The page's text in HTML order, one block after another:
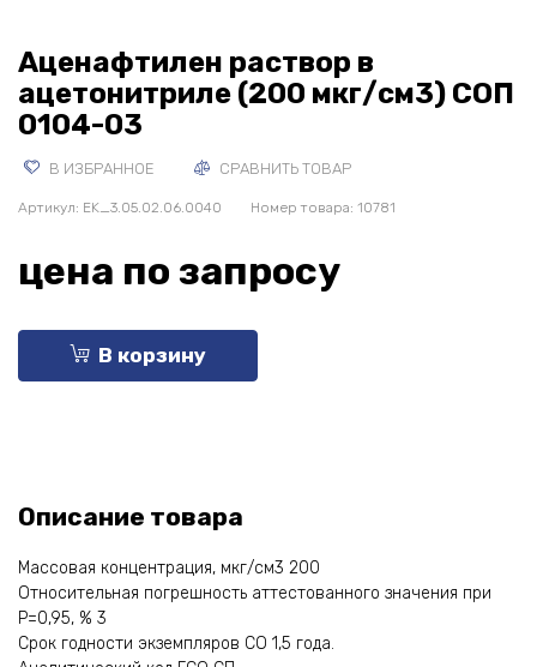
Аценафтилен раствор в
ацетонитриле (200 мкг/см3) СОП
0104-03
В ИЗБРАННОЕ СРАВНИТЬ ТОВАР
Артикул: EK_3.05.02.06.0040 Номер товара: 10781
цена по запросу
В корзину
Описание товара
Массовая концентрация, мкг/см3 200
Относительная погрешность аттестованного значения при
Р=0,95, % 3
Срок годности экземпляров СО 1,5 года.